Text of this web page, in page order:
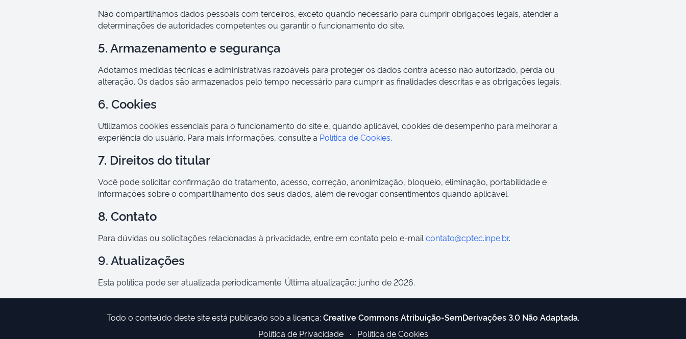
Não compartilhamos dados pessoais com terceiros, exceto quando necessário para cumprir obrigações legais, atender a
determinações de autoridades competentes ou garantir o funcionamento do site.
5. Armazenamento e segurança
Adotamos medidas técnicas e administrativas razoáveis para proteger os dados contra acesso não autorizado, perda ou
alteração. Os dados são armazenados pelo tempo necessário para cumprir as finalidades descritas e as obrigações legais.
6. Cookies
Utilizamos cookies essenciais para o funcionamento do site e, quando aplicável, cookies de desempenho para melhorar a
experiência do usuário. Para mais informações, consulte a Política de Cookies.
7. Direitos do titular
Você pode solicitar confirmação do tratamento, acesso, correção, anonimização, bloqueio, eliminação, portabilidade e
informações sobre o compartilhamento dos seus dados, além de revogar consentimentos quando aplicável.
8. Contato
Para dúvidas ou solicitações relacionadas à privacidade, entre em contato pelo e-mail contato@cptec.inpe.br.
9. Atualizações
Esta política pode ser atualizada periodicamente. Última atualização: junho de 2026.
Todo o conteúdo deste site está publicado sob a licença: Creative Commons Atribuição-SemDerivações 3.0 Não Adaptada.
Política de Privacidade
· Política de Cookies